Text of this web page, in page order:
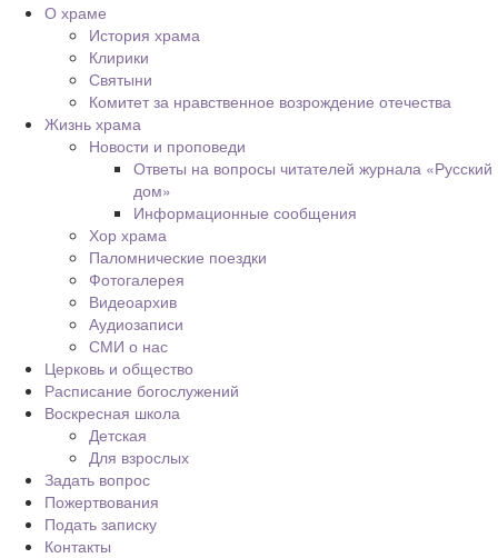
О храме
История храма
Клирики
Святыни
Комитет за нравственное возрождение отечества
Жизнь храма
Новости и проповеди
Ответы на вопросы читателей журнала «Русский
дом»
Информационные сообщения
Хор храма
Паломнические поездки
Фотогалерея
Видеоархив
Аудиозаписи
СМИ о нас
Церковь и общество
Расписание богослужений
Воскресная школа
Детская
Для взрослых
Задать вопрос
Пожертвования
Подать записку
Контакты